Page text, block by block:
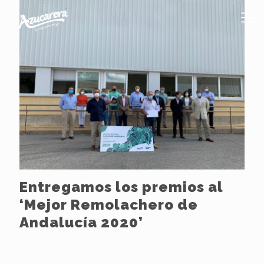
Entregamos los premios al
‘Mejor Remolachero de
Andalucía 2020’